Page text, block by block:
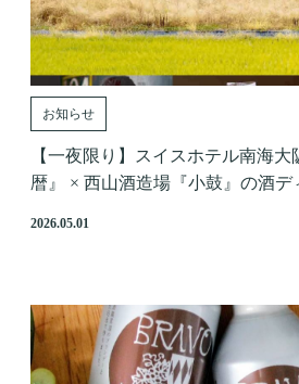
お知らせ
【一夜限り】スイスホテル南海
暦』 × 西山酒造場『小鼓』の酒デ
2026.05.01